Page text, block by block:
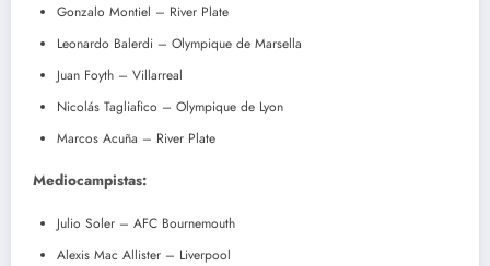
Gonzalo Montiel – River Plate
Leonardo Balerdi – Olympique de Marsella
Juan Foyth – Villarreal
Nicolás Tagliafico – Olympique de Lyon
Marcos Acuña – River Plate
Mediocampistas:
Julio Soler – AFC Bournemouth
Alexis Mac Allister – Liverpool